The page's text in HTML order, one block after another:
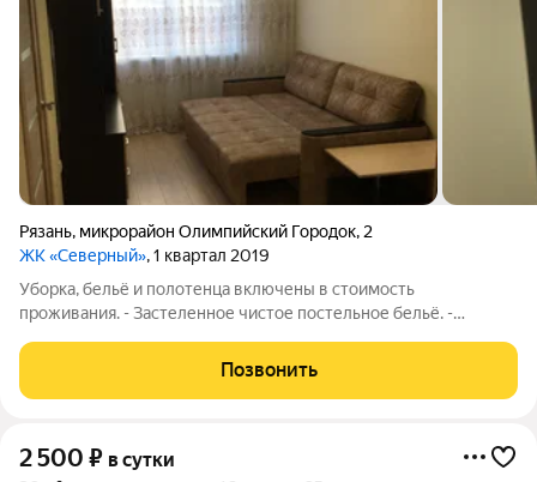
Рязань, микрорайон Олимпийский Городок, 2
ЖК «Северный», 1 квартал 2019
Уборка, бельё и полотенца включены в стоимость
проживания. - Застеленное чистое постельное бельё. -
телевизор/кабельное телевидение. - Бесплатный,
высокоскоростной Wi-Fi. - Оборудованная кухня,
Позвонить
2 500 ₽ в сутки